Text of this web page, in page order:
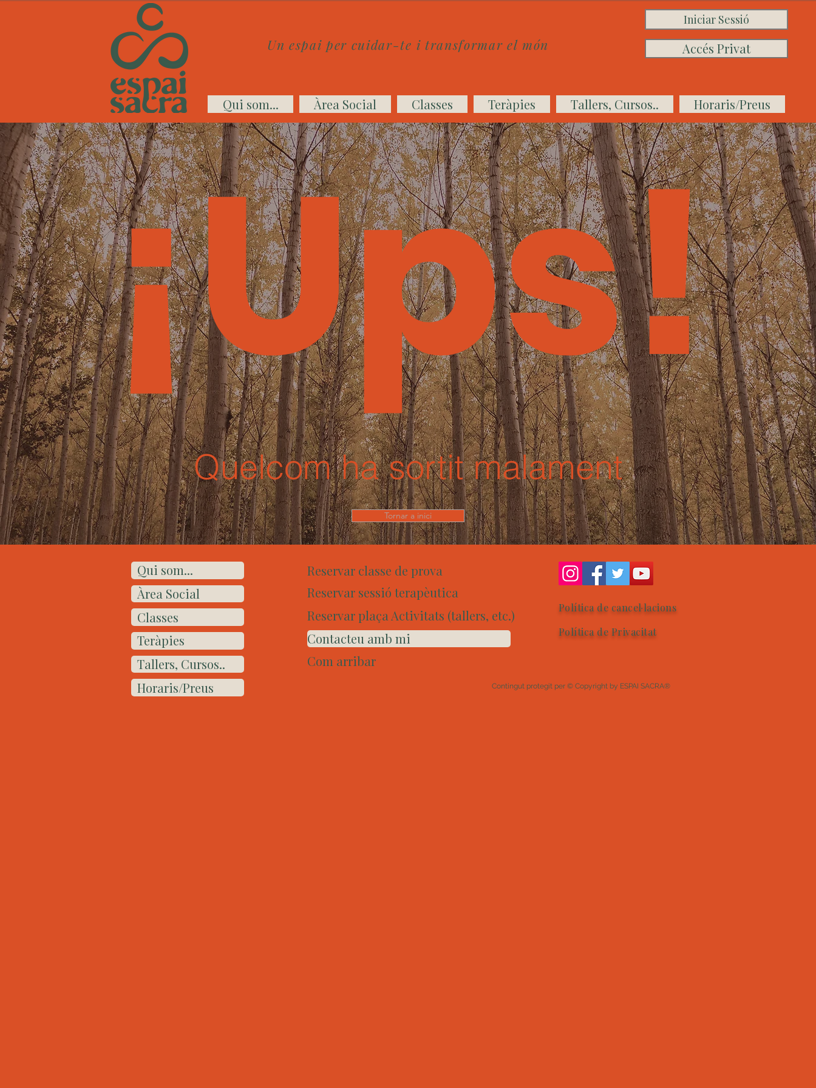
Iniciar Sessió
Un espai per cuidar-te i transformar el món Accés Privat
Qui som... Àrea Social Classes Teràpies Tallers, Cursos.. Horaris/Preus
¡Ups!
Quelcom ha sortit malament
Tornar a inici
Qui som...
Àrea Social
Classes
Teràpies
Tallers, Cursos..
Horaris/Preus
Reservar classe de prova
Reservar sessió terapèutica
Política de cancel·lacions
Contacteu amb mi Política de Privacitat
Com arribar
Contingut protegit per © Copyright by ESPAI SACRA®
Reservar plaça Activitats (tallers, etc.)